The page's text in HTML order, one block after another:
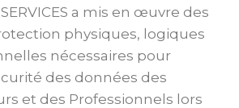
SERVICES a mis en œuvre des
physiques, logiques
nécessaires pour
des données des
et des Professionnels lors